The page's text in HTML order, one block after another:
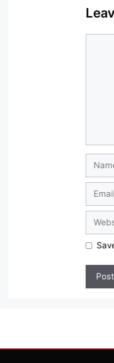
Name
Email